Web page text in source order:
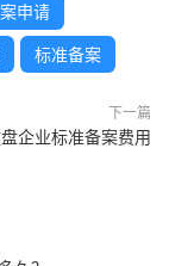
申请
标准备案
下一篇
企业标准备案费用